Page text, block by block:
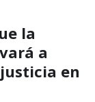
la
a
en